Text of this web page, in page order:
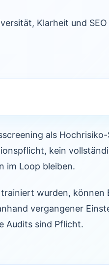
Klarheit und
als
kein
im Loop bleiben.
wurden, können
vergangener
Audits sind Pflicht.